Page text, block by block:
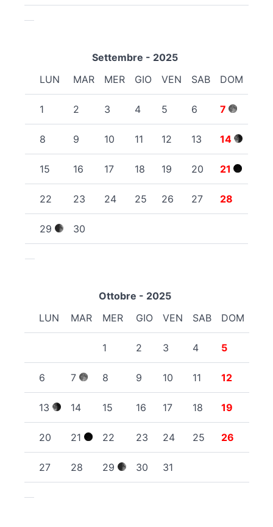
Settembre - 2025
LUN
MAR MER GIO VEN SAB DOM
1 2 3 4 5 6 7
8 9 10 11 12 13 14
15 16 17 18 19 20 21
22 23 24 25 26 27 28
29 30
Ottobre - 2025
LUN
MAR MER GIO VEN SAB DOM
1 2 3 4 5
6 7 8 9 10 11 12
13 14 15 16 17 18 19
20 21 22 23 24 25 26
27 28 29 30 31